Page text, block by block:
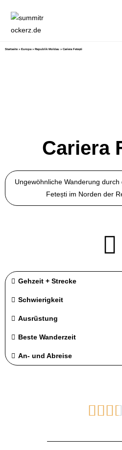
Startseite » Europa » Republik Moldau » Cariera Fetești
Cariera
Ungewöhnliche Wanderung
Fetești im Norden der
Gehzeit + Strecke
Schwierigkeit
Ausrüstung
Beste Wanderzeit
An- und Abreise
